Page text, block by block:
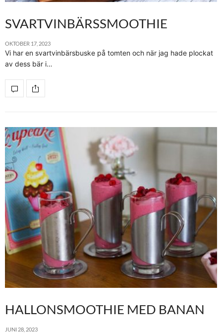
SVARTVINBÄRSSMOOTHIE
OKTOBER 17, 2023
Vi har en svartvinbärsbuske på tomten och när jag hade plockat
av dess bär i…
HALLONSMOOTHIE MED BANAN
JUNI 28, 2023